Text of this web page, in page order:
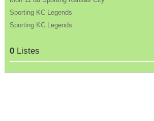
Sporting KC Legends
Sporting KC Legends
0Listes